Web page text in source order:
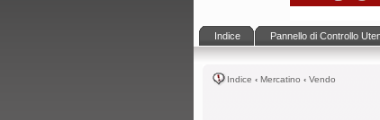
Indice Pannello di Controllo
Indice ‹ Mercatino ‹ Vendo